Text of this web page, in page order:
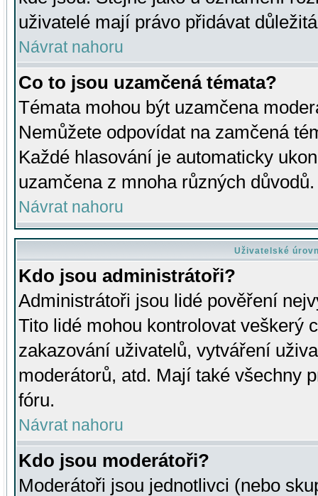
uživatelé mají právo přidávat
Návrat nahoru
Co to jsou uzamčená témata?
Témata mohou být uzamčena
Nemůžete odpovídat na zamčená
Každé hlasování je automaticky
uzamčena z mnoha různých důvodů.
Návrat nahoru
Uživatelské
Kdo jsou administrátoři?
Administrátoři jsou lidé pověření
Tito lidé mohou kontrolovat veškerý
zakazování uživatelů, vytváření
moderátorů, atd. Mají také všechny
fóru.
Návrat nahoru
Kdo jsou moderátoři?
Moderátoři jsou jednotlivci (nebo